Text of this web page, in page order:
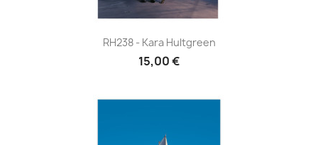
RH238 - Kara Hultgreen
15,00 €